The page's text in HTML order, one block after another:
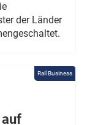
der Länder
Rail Business
auf